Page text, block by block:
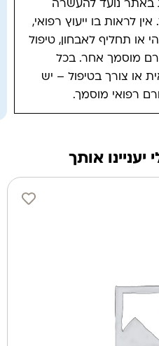
באתר נועד להעשרה
לראות בו ייעוץ רפואי,
או תחליף לאבחון, טיפול
מוסמך אחר. בכל
או צורך בטיפול – יש
רפואי מוסמך.
אותך